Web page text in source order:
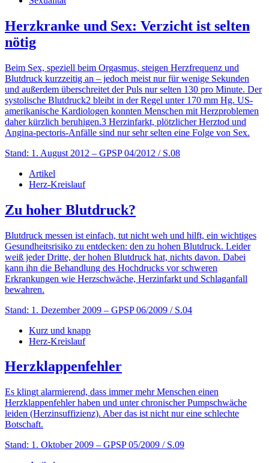
Herzkranke und Sex: Verzicht ist selten
nötig
Beim Sex, speziell beim Orgasmus, steigen Herzfrequenz und
Blutdruck kurzzeitig an – jedoch meist nur für wenige Sekunden
und außerdem überschreitet der Puls nur selten 130 pro Minute. Der
systolische Blutdruck2 bleibt in der Regel unter 170 mm Hg. US-
amerikanische Kardiologen konnten Menschen mit Herzproblemen
daher kürzlich beruhigen.3 Herzinfarkt, plötzlicher Herztod und
Angina-pectoris-Anfälle sind nur sehr selten eine Folge von Sex.
Stand: 1. August 2012 – GPSP 04/2012 / S.08
Artikel
Herz-Kreislauf
Zu hoher Blutdruck?
Blutdruck messen ist einfach, tut nicht weh und hilft, ein wichtiges
Gesundheitsrisiko zu entdecken: den zu hohen Blutdruck. Leider
weiß jeder Dritte, der hohen Blutdruck hat, nichts davon. Dabei
kann ihn die Behandlung des Hochdrucks vor schweren
Erkrankungen wie Herzschwäche, Herzinfarkt und Schlaganfall
bewahren.
Stand: 1. Dezember 2009 – GPSP 06/2009 / S.04
Kurz und knapp
Herz-Kreislauf
Herzklappenfehler
Es klingt alarmierend, dass immer mehr Menschen einen
Herzklappenfehler haben und unter chronischer Pumpschwäche
leiden (Herzinsuffizienz). Aber das ist nicht nur eine schlechte
Botschaft.
Stand: 1. Oktober 2009 – GPSP 05/2009 / S.09